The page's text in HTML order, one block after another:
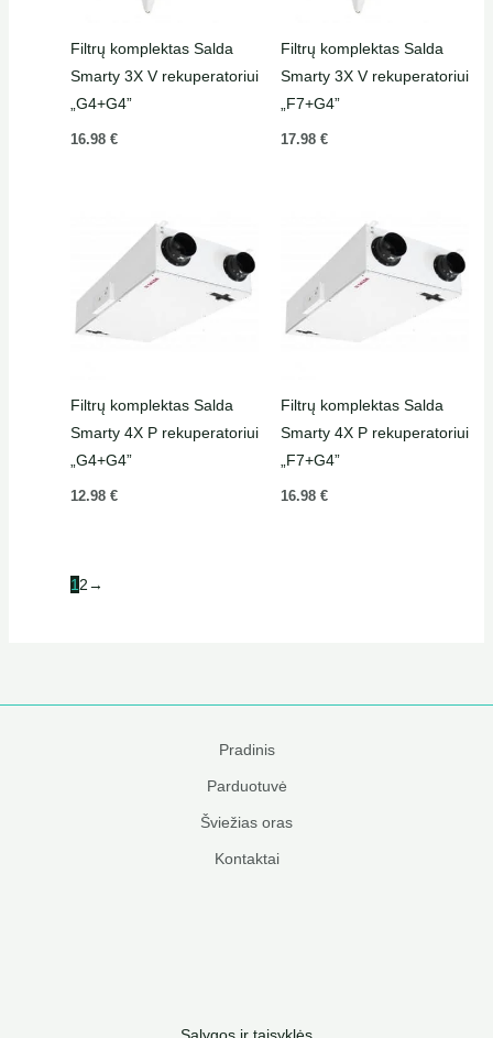
Filtrų komplektas Salda
Smarty 3X V rekuperatoriui
„G4+G4”
16.98 €
Filtrų komplektas Salda
Smarty 3X V rekuperatoriui
„F7+G4”
17.98 €
Filtrų komplektas Salda
Smarty 4X P rekuperatoriui
„G4+G4”
12.98 €
Filtrų komplektas Salda
Smarty 4X P rekuperatoriui
„F7+G4”
16.98 €
12→
Pradinis
Parduotuvė
Šviežias oras
Kontaktai